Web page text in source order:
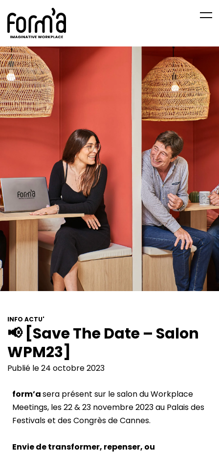
INFO ACTU'
📢 [Save The Date – Salon
WPM23]
Publié le 24 octobre 2023
form’asera présent sur le salon duWorkplace
Meetings, les 22 & 23 novembre 2023 au Palais des
Festivals et des Congrès de Cannes.
Envie de transformer, repenser, ou